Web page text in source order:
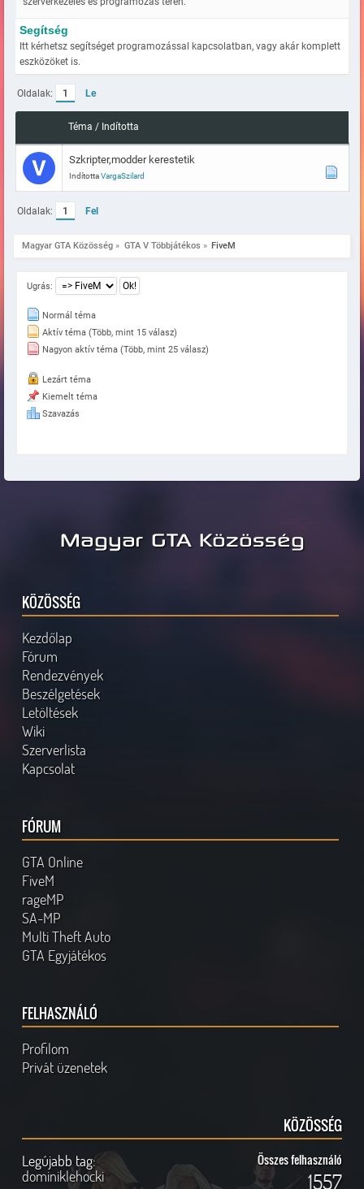
Segítség
Itt kérhetsz segítséget programozással kapcsolatban, vagy akár komplett
eszközöket is.
Oldalak: 1 Le
Téma / Indította
Szkripter,modder kerestetik
IndítottaVargaSzilard
Oldalak: 1 Fel
Magyar GTA Közösség » GTA V Többjátékos » FiveM
Ugrás:
Normál téma
Aktív téma (Több, mint 15 válasz)
Nagyon aktív téma (Több, mint 25 válasz)
Lezárt téma
Kiemelt téma
Szavazás
Magyar GTA Közösség
KÖZÖSSÉG
Kezdőlap
Fórum
Rendezvények
Beszélgetések
Letöltések
Wiki
Szerverlista
Kapcsolat
FÓRUM
GTA Online
FiveM
rageMP
SA-MP
Multi Theft Auto
GTA Egyjátékos
FELHASZNÁLÓ
Profilom
Privát üzenetek
KÖZÖSSÉG
Legújabb tag:
dominiklehocki
Összes felhasználó
1557